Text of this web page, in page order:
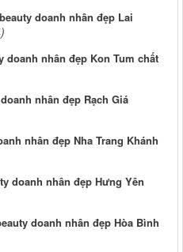
doanh nhân đẹp Lai
doanh nhân đẹp Kon Tum chất
nhân đẹp Rạch Giá
nhân đẹp Nha Trang Khánh
doanh nhân đẹp Hưng Yên
doanh nhân đẹp Hòa Bình